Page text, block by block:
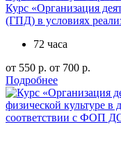
Курс «Организация
(ГПД) в условиях
72 часа
от 550 р. от 700 р.
Подробнее